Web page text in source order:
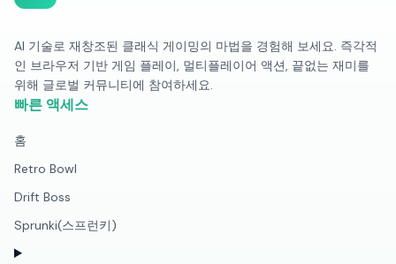
AI 기술로 재창조된 클래식 게이밍의 마법을 경험해 보세요. 즉각적
인 브라우저 기반 게임 플레이, 멀티플레이어 액션, 끝없는 재미를
위해 글로벌 커뮤니티에 참여하세요.
빠른 액세스
홈
Retro Bowl
Drift Boss
Sprunki(스프런키)